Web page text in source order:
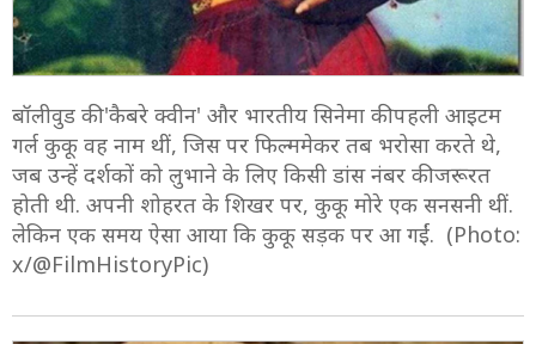
बॉलीवुड की 'कैबरे क्वीन' और भारतीय सिनेमा की पहली आइटम
गर्ल कुकू वह नाम थीं, जिस पर फिल्ममेकर तब भरोसा करते थे,
जब उन्हें दर्शकों को लुभाने के लिए किसी डांस नंबर की जरूरत
होती थी. अपनी शोहरत के शिखर पर, कुकू मोरे एक सनसनी थीं.
लेकिन एक समय ऐसा आया कि कुकू सड़क पर आ गईं. (Photo:
x/@FilmHistoryPic)